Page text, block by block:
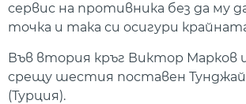
сервис на противника без да му
точка и така си осигури
Във втория кръг Виктор Марков
срещу шестия поставен Тунджай
(Турция).